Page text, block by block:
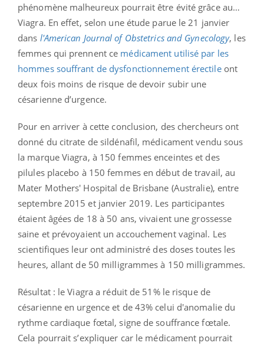
phénomène malheureux pourrait être évité grâce au…
Viagra. En effet, selon une étude parue le 21 janvier
dans l'American Journal of Obstetrics and Gynecology, les
femmes qui prennent ce médicament utilisé par les
hommes souffrant de dysfonctionnement érectileont
deux fois moins de risque de devoir subir une
césarienne d’urgence.
Pour en arriver à cette conclusion, des chercheurs ont
donné du citrate de sildénafil, médicament vendu sous
la marque Viagra, à 150 femmes enceintes et des
pilules placebo à 150 femmes en début de travail, au
Mater Mothers' Hospital de Brisbane (Australie), entre
septembre 2015 et janvier 2019. Les participantes
étaient âgées de 18 à 50 ans, vivaient une grossesse
saine et prévoyaient un accouchement vaginal. Les
scientifiques leur ont administré des doses toutes les
heures, allant de 50 milligrammes à 150 milligrammes.
Résultat : le Viagra a réduit de 51% le risque de
césarienne en urgence et de 43% celui d'anomalie du
rythme cardiaque fœtal, signe de souffrance fœtale.
Cela pourrait s’expliquer car le médicament pourrait